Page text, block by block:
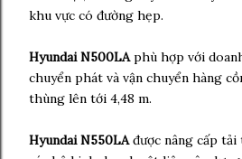
khu vực có đường hẹp.
Hyundai N500LAphù hợp với
chuyển phát và vận chuyển hàng
thùng lên tới 4,48 m.
Hyundai N550LAđược nâng cấp